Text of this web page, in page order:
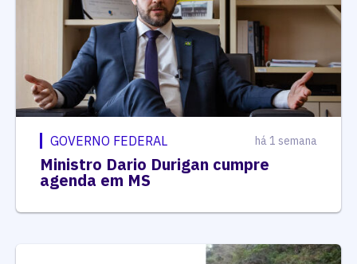
GOVERNO FEDERAL há 1 semana
Ministro Dario Durigan cumpre
agenda em MS